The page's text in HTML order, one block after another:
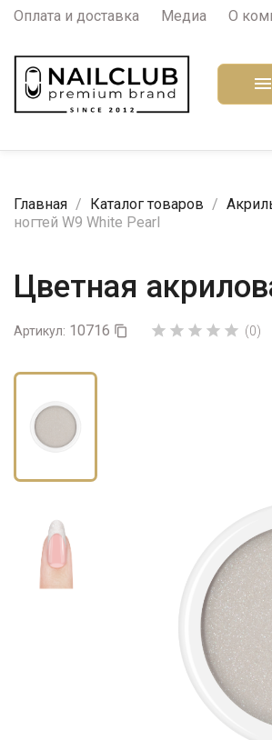
Оплата и доставка Медиа О

Главная Каталог товаров
ногтей W9 White Pearl
Цветная
Артикул: 10716       (0)